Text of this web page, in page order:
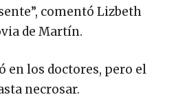
comentó Lizbeth
de Martín.
en los doctores, pero el
necrosar.